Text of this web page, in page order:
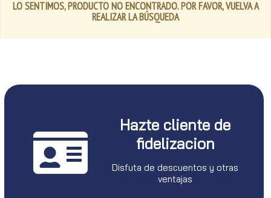
LO SENTIMOS, PRODUCTO NO ENCONTRADO. POR FAVOR, VUELVA A
REALIZAR LA BÚSQUEDA
Hazte cliente de
fidelizacion
Disfuta de descuentos y otras
ventajas